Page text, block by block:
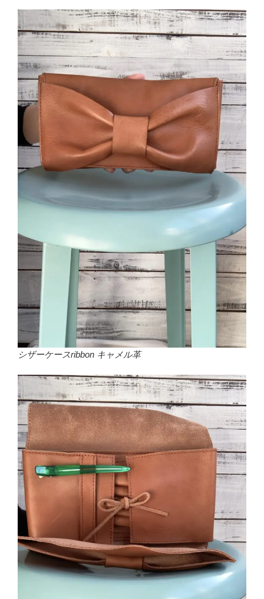
シザーケースribbon キャメル革